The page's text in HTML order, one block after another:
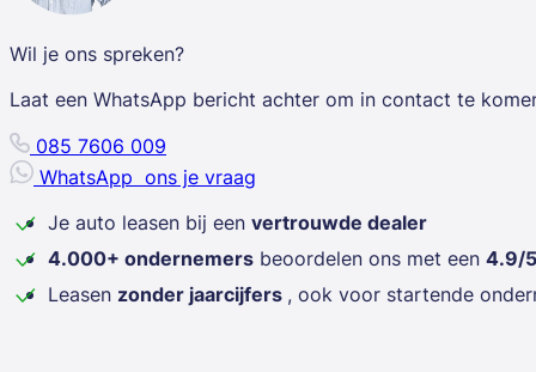
Wil je ons spreken?
Laat een WhatsApp bericht achter om in contact te
085 7606 009
WhatsApp ons je vraag
Je auto leasen bij een vertrouwde dealer
4.000+ ondernemers beoordelen ons met een 4.9/5
Leasen zonder jaarcijfers , ook voor startende